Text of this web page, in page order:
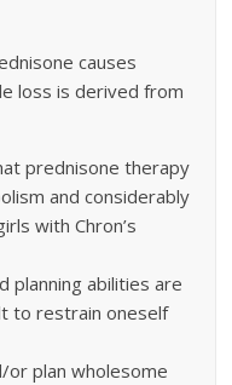
causes
loss is derived from
prednisone therapy
and considerably
with Chron’s
planning abilities are
to restrain oneself
or plan wholesome